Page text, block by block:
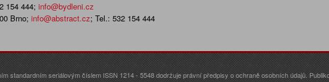
154 444; info@bydleni.cz
Brno; info@abstract.cz; Tel.: 532 154 444
standardním seriálovým číslem ISSN 1214 - 5548 dodržuje právní předpisy o ochraně osobních údajů.